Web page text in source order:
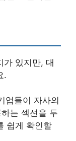
가 있지만, 대
.
업들이 자사의
는 섹션을 두
쉽게 확인할